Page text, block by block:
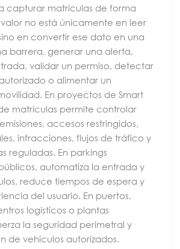
capturar matrículas de forma
no está únicamente en leer
en convertir ese dato en una
barrera, generar una alerta,
validar un permiso, detectar
o alimentar un
En proyectos de Smart
matrículas permite controlar
accesos restringidos,
infracciones, flujos de tráfico y
reguladas. En parkings
automatiza la entrada y
reduce tiempos de espera y
del usuario. En puertos,
logísticos o plantas
la seguridad perimetral y
de vehículos autorizados.